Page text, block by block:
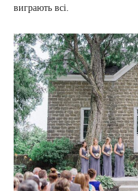
виграють всі.